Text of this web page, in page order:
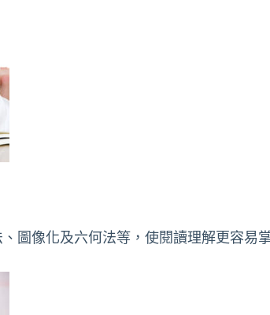
圖像化及六何法等，使閱讀理解更容易